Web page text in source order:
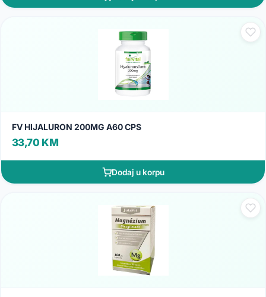
FV HIJALURON 200MG A60 CPS
33,70 KM
Dodaj u korpu